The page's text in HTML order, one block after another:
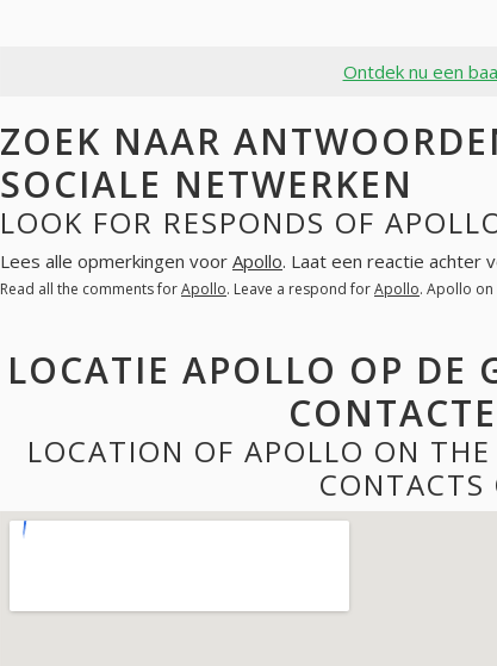
Ontdek nu een
ZOEK NAAR
SOCIALE NETWERKEN
LOOK FOR RESPONDS OF
Lees alle opmerkingen voor Apollo. Laat een reactie achter
Read all the comments forApollo. Leave a respond forApollo. Apollo on
LOCATIE APOLLO OP DE
LOCATION OF APOLLO ON
CONTACTS